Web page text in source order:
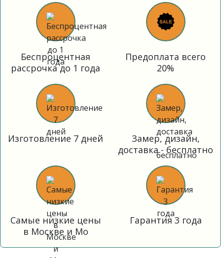
Беспроцентная
рассрочка до 1 года
Предоплата всего
20%
Изготовление 7 дней
Замер, дизайн,
доставка - бесплатно
Самые низкие цены
в Москве и Мо
Гарантия 3 года